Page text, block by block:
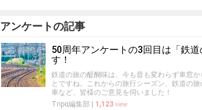
パ
)
アンケートの記事
50周年アンケートの3回目は「鉄
す！
鉄道の旅の醍醐味は、今も昔も変わらず車窓
とですね。これからの旅行シーズン、鉄道の
車など、皆様のご意見を伺いました！
Tripα編集部
1,123 view